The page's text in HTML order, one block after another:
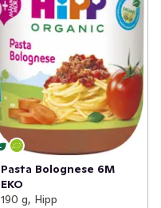
Pasta Bolognese 6M
EKO
190 g, Hipp